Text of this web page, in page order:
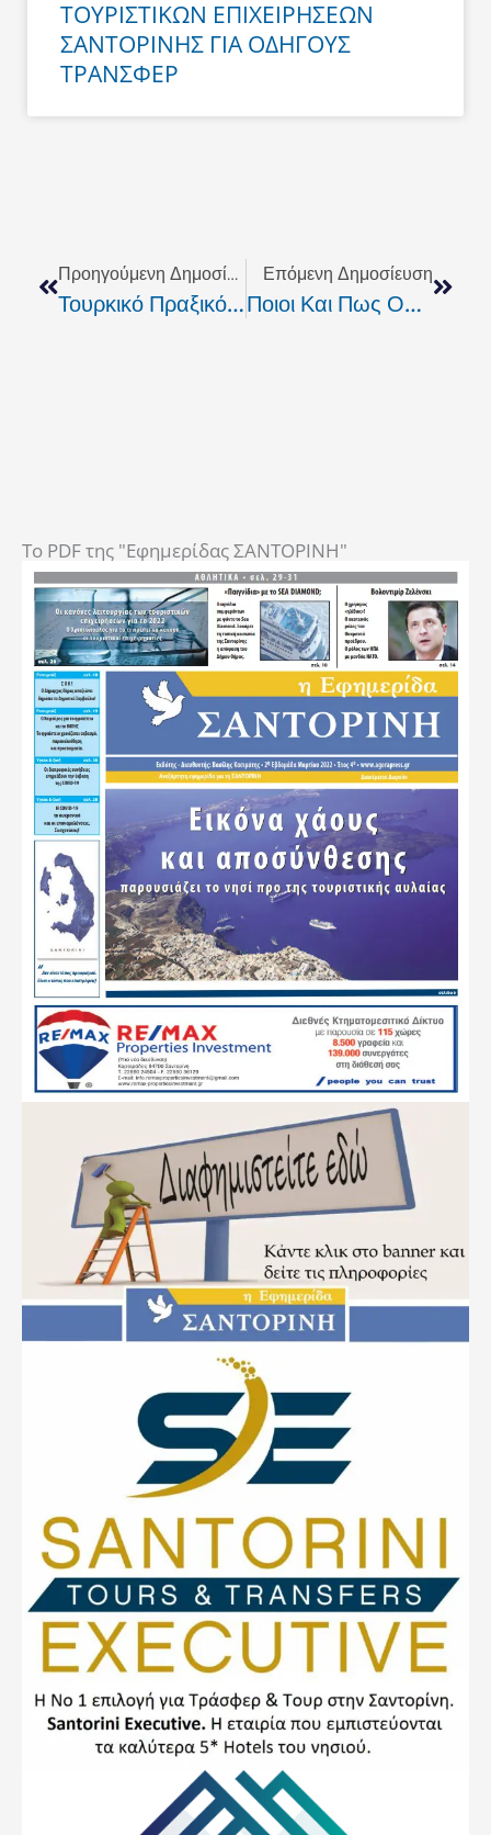
ΤΟΥΡΙΣΤΙΚΩΝ ΕΠΙΧΕΙΡΗΣΕΩΝ
ΣΑΝΤΟΡΙΝΗΣ ΓΙΑ ΟΔΗΓΟΥΣ
ΤΡΑΝΣΦΕΡ
Προηγούμενη Δημοσίευση
Τουρκικό Πραξικόπημα Ή "χολιγουντιανό" Εκπόνημα;
Επόμενη Δημοσίευση
Ποιοι Και Πως Οργάνωσαν Το Έγκλημα Κατά Της Χώρας
To PDF της "Εφημερίδας ΣΑΝΤΟΡΙΝΗ"